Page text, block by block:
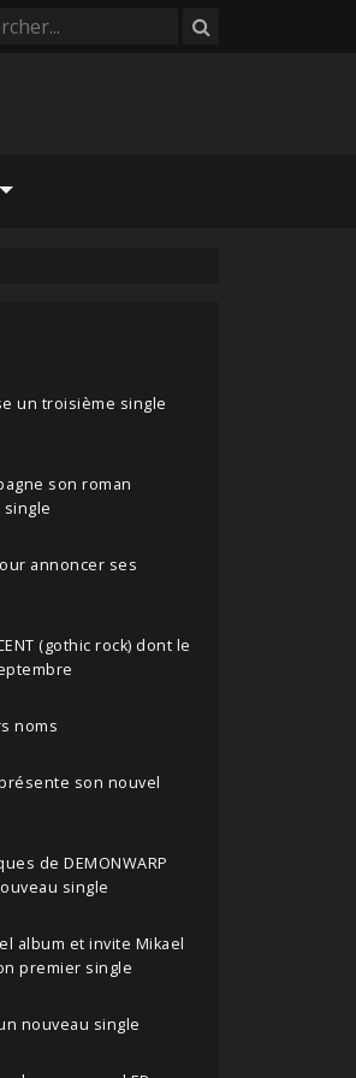
un troisième single
son roman
annoncer ses
(gothic rock) dont le
noms
présente son nouvel
de DEMONWARP
single
album et invite Mikael
premier single
nouveau single